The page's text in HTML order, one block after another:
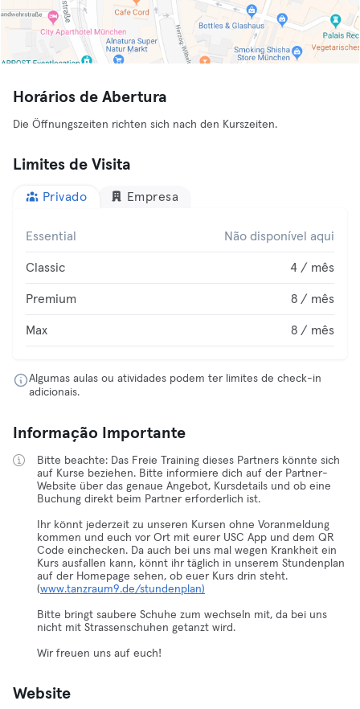
Horários de Abertura
Die Öffnungszeiten richten sich nach den Kurszeiten.
Limites de Visita
Privado Empresa
Essential Não disponível aqui
Classic 4 / mês
Premium 8 / mês
Max 8 / mês
Algumas aulas ou atividades podem ter limites de check-in
adicionais.
Informação Importante
Bitte beachte: Das Freie Training dieses Partners könnte sich
auf Kurse beziehen. Bitte informiere dich auf der Partner-
Website über das genaue Angebot, Kursdetails und ob eine
Buchung direkt beim Partner erforderlich ist.
Ihr könnt jederzeit zu unseren Kursen ohne Voranmeldung
kommen und euch vor Ort mit eurer USC App und dem QR
Code einchecken. Da auch bei uns mal wegen Krankheit ein
Kurs ausfallen kann, könnt ihr täglich in unserem Stundenplan
auf der Homepage sehen, ob euer Kurs drin steht.
(www.tanzraum9.de/stundenplan)
Bitte bringt saubere Schuhe zum wechseln mit, da bei uns
nicht mit Strassenschuhen getanzt wird.
Wir freuen uns auf euch!
Website